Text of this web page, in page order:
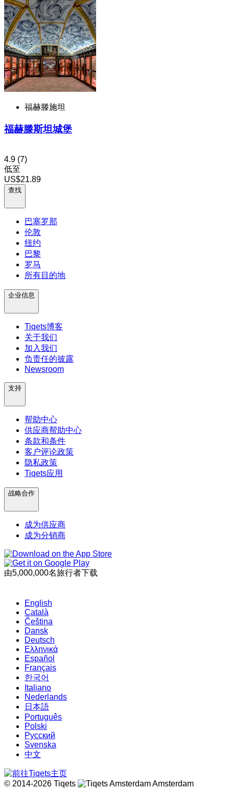
福赫滕施坦
福赫滕斯坦城堡
4.9 (7)
低至
US$21.89
查找
巴塞罗那
伦敦
纽约
巴黎
罗马
所有目的地
企业信息
Tiqets博客
关于我们
加入我们
负责任的披露
Newsroom
支持
帮助中心
供应商帮助中心
条款和条件
客户评论政策
隐私政策
Tiqets应用
战略合作
成为供应商
成为分销商
由5,000,000名旅行者下载
English
Català
Čeština
Dansk
Deutsch
Ελληνικά
Español
Français
한국어
Italiano
Nederlands
日本語
Português
Polski
Русский
Svenska
中文
© 2014-2026 Tiqets Amsterdam